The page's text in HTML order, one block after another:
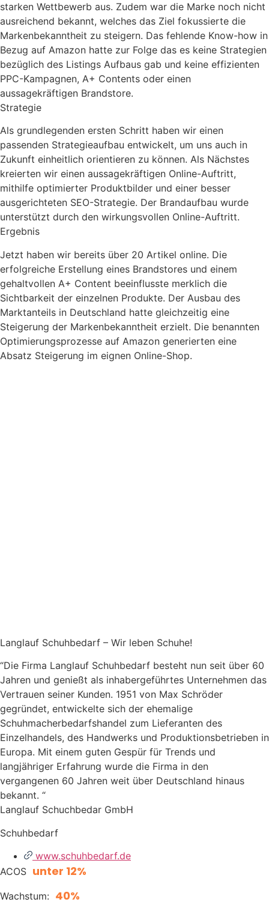
starken Wettbewerb aus. Zudem war die Marke noch nicht
ausreichend bekannt, welches das Ziel fokussierte die
Markenbekanntheit zu steigern. Das fehlende Know-how in
Bezug auf Amazon hatte zur Folge das es keine Strategien
bezüglich des Listings Aufbaus gab und keine effizienten
PPC-Kampagnen, A+ Contents oder einen
aussagekräftigen Brandstore.
Strategie
Als grundlegenden ersten Schritt haben wir einen
passenden Strategieaufbau entwickelt, um uns auch in
Zukunft einheitlich orientieren zu können. Als Nächstes
kreierten wir einen aussagekräftigen Online-Auftritt,
mithilfe optimierter Produktbilder und einer besser
ausgerichteten SEO-Strategie. Der Brandaufbau wurde
unterstützt durch den wirkungsvollen Online-Auftritt.
Ergebnis
Jetzt haben wir bereits über 20 Artikel online. Die
erfolgreiche Erstellung eines Brandstores und einem
gehaltvollen A+ Content beeinflusste merklich die
Sichtbarkeit der einzelnen Produkte. Der Ausbau des
Marktanteils in Deutschland hatte gleichzeitig eine
Steigerung der Markenbekanntheit erzielt. Die benannten
Optimierungsprozesse auf Amazon generierten eine
Absatz Steigerung im eignen Online-Shop.
Langlauf Schuhbedarf – Wir leben Schuhe!
“Die Firma Langlauf Schuhbedarf besteht nun seit über 60
Jahren und genießt als inhabergeführtes Unternehmen das
Vertrauen seiner Kunden. 1951 von Max Schröder
gegründet, entwickelte sich der ehemalige
Schuhmacherbedarfshandel zum Lieferanten des
Einzelhandels, des Handwerks und Produktionsbetrieben in
Europa. Mit einem guten Gespür für Trends und
langjähriger Erfahrung wurde die Firma in den
vergangenen 60 Jahren weit über Deutschland hinaus
bekannt. “
Langlauf Schuchbedar GmbH
Schuhbedarf
www.schuhbedarf.de
ACOS unter 12%
Wachstum: 40%